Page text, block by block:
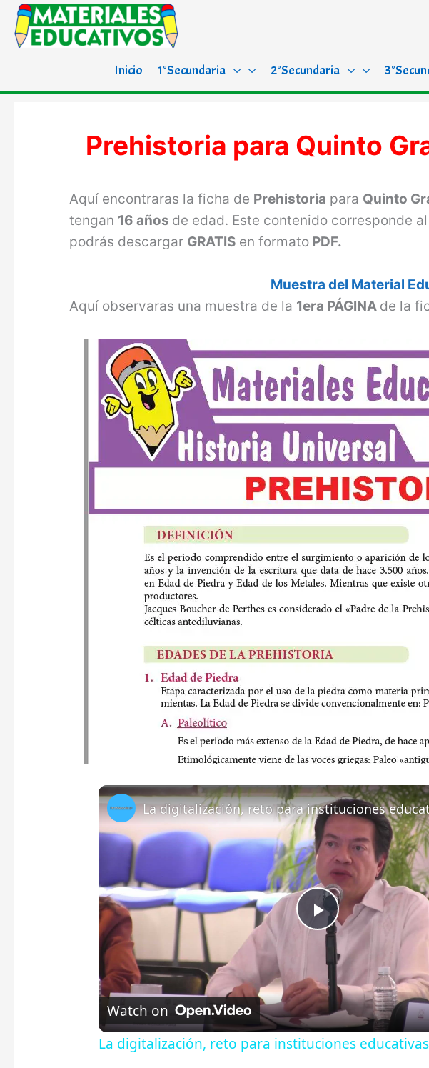
Inicio 1°Secundaria 2°Secundaria
Prehistoria para Quinto
Aquí encontraras la ficha de Prehistoria para Quinto
tengan 16 años de edad. Este contenido corresponde
podrás descargar GRATIS en formato PDF.
Muestra del Material
Aquí observaras una muestra de la 1era PÁGINA de la
P
a
Watch on
La digitalización, reto para instituciones educativas